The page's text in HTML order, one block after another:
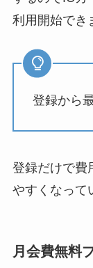
利用開始でき
登録から
登録だけで費
やすくなって
月会費無料